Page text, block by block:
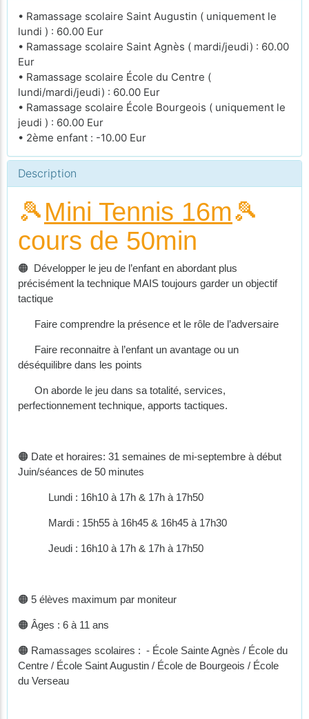
• Ramassage scolaire Saint Augustin ( uniquement le
lundi ) : 60.00 Eur
• Ramassage scolaire Saint Agnès ( mardi/jeudi) : 60.00
Eur
• Ramassage scolaire École du Centre (
lundi/mardi/jeudi) : 60.00 Eur
• Ramassage scolaire École Bourgeois ( uniquement le
jeudi ) : 60.00 Eur
• 2ème enfant : -10.00 Eur
Description
🎾Mini Tennis 16m🎾
cours de 50min
🟠 Développer le jeu de l’enfant en abordant plus
précisément la technique MAIS toujours garder un objectif
tactique
Faire comprendre la présence et le rôle de l’adversaire
Faire reconnaitre à l’enfant un avantage ou un
déséquilibre dans les points
On aborde le jeu dans sa totalité, services,
perfectionnement technique, apports tactiques.
🟠 Date et horaires: 31 semaines de mi-septembre à début
Juin/séances de 50 minutes
Lundi : 16h10 à 17h & 17h à 17h50
Mardi : 15h55 à 16h45 & 16h45 à 17h30
Jeudi : 16h10 à 17h & 17h à 17h50
🟠 5 élèves maximum par moniteur
🟠 Âges : 6 à 11 ans
🟠 ​Ramassages scolaires : - École Sainte Agnès / École du
Centre / École Saint Augustin / École de Bourgeois / École
du Verseau